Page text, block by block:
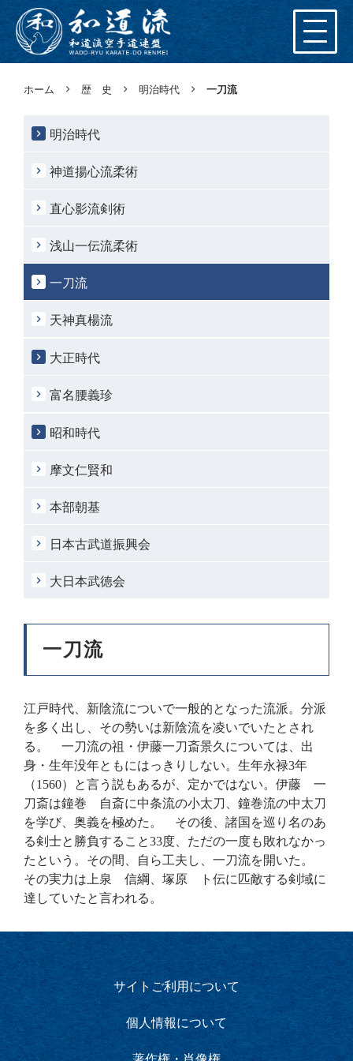
ホーム 歴 史 明治時代 一刀流
明治時代
神道揚心流柔術
直心影流剣術
浅山一伝流柔術
一刀流
天神真楊流
大正時代
富名腰義珍
昭和時代
摩文仁賢和
本部朝基
日本古武道振興会
大日本武徳会
一刀流
江戸時代、新陰流についで一般的となった流派。分派
を多く出し、その勢いは新陰流を凌いでいたとされ
る。 一刀流の祖・伊藤一刀斎景久については、出
身・生年没年ともにはっきりしない。生年永禄3年
（1560）と言う説もあるが、定かではない。伊藤 一
刀斎は鐘巻 自斎に中条流の小太刀、鐘巻流の中太刀
を学び、奥義を極めた。 その後、諸国を巡り名のあ
る剣士と勝負すること33度、ただの一度も敗れなかっ
たという。その間、自ら工夫し、一刀流を開いた。
その実力は上泉 信綱、塚原 ト伝に匹敵する剣域に
達していたと言われる。
サイトご利用について
個人情報について
著作権・肖像権